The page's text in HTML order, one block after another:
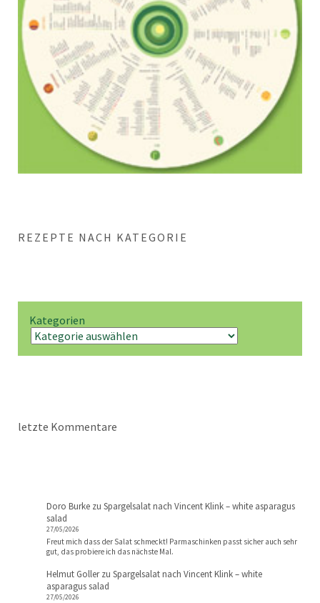
REZEPTE NACH KATEGORIE
Kategorien
letzte Kommentare
Doro Burke zu Spargelsalat nach Vincent Klink – white asparagus
salad
27/05/2026
Freut mich dass der Salat schmeckt! Parmaschinken passt sicher auch sehr
gut, das probiere ich das nächste Mal.
Helmut Gollerzu Spargelsalat nach Vincent Klink – white
asparagus salad
27/05/2026